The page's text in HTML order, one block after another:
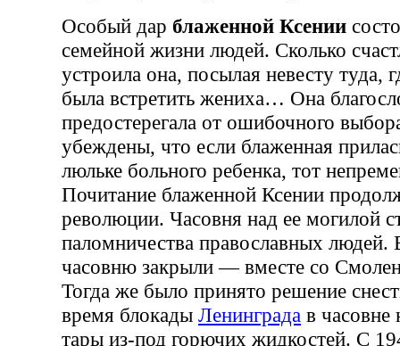
Особый дар блаженной Ксении
семейной жизни людей. Сколько
устроила она, посылая невесту туда,
была встретить жениха… Она
предостерегала от ошибочного
убеждены, что если блаженная
люльке больного ребенка, тот
Почитание блаженной Ксении
революции. Часовня над ее могилой
паломничества православных людей.
часовню закрыли — вместе со
Тогда же было принято решение
время блокады Ленинграда в часовне
тары из-под горючих жидкостей. С